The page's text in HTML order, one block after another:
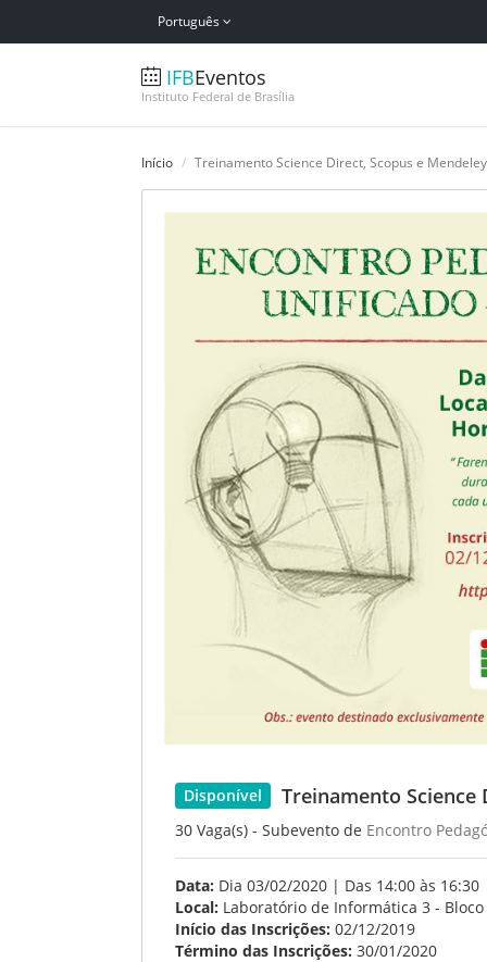
Português
IFBEventos
Instituto Federal de Brasília
Início Treinamento Science Direct, Scopus e Mendeley
Disponível Treinamento Science
30 Vaga(s) - Subevento de Encontro
Data: Dia 03/02/2020 | Das 14:00 às 16:30
Local: Laboratório de Informática 3 -
Início das Inscrições: 02/12/2019
Término das Inscrições: 30/01/2020